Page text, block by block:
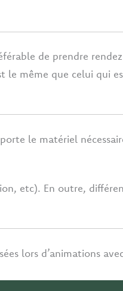
de prendre
le même que celui qui
le matériel
etc). En outre,
lors d’animations